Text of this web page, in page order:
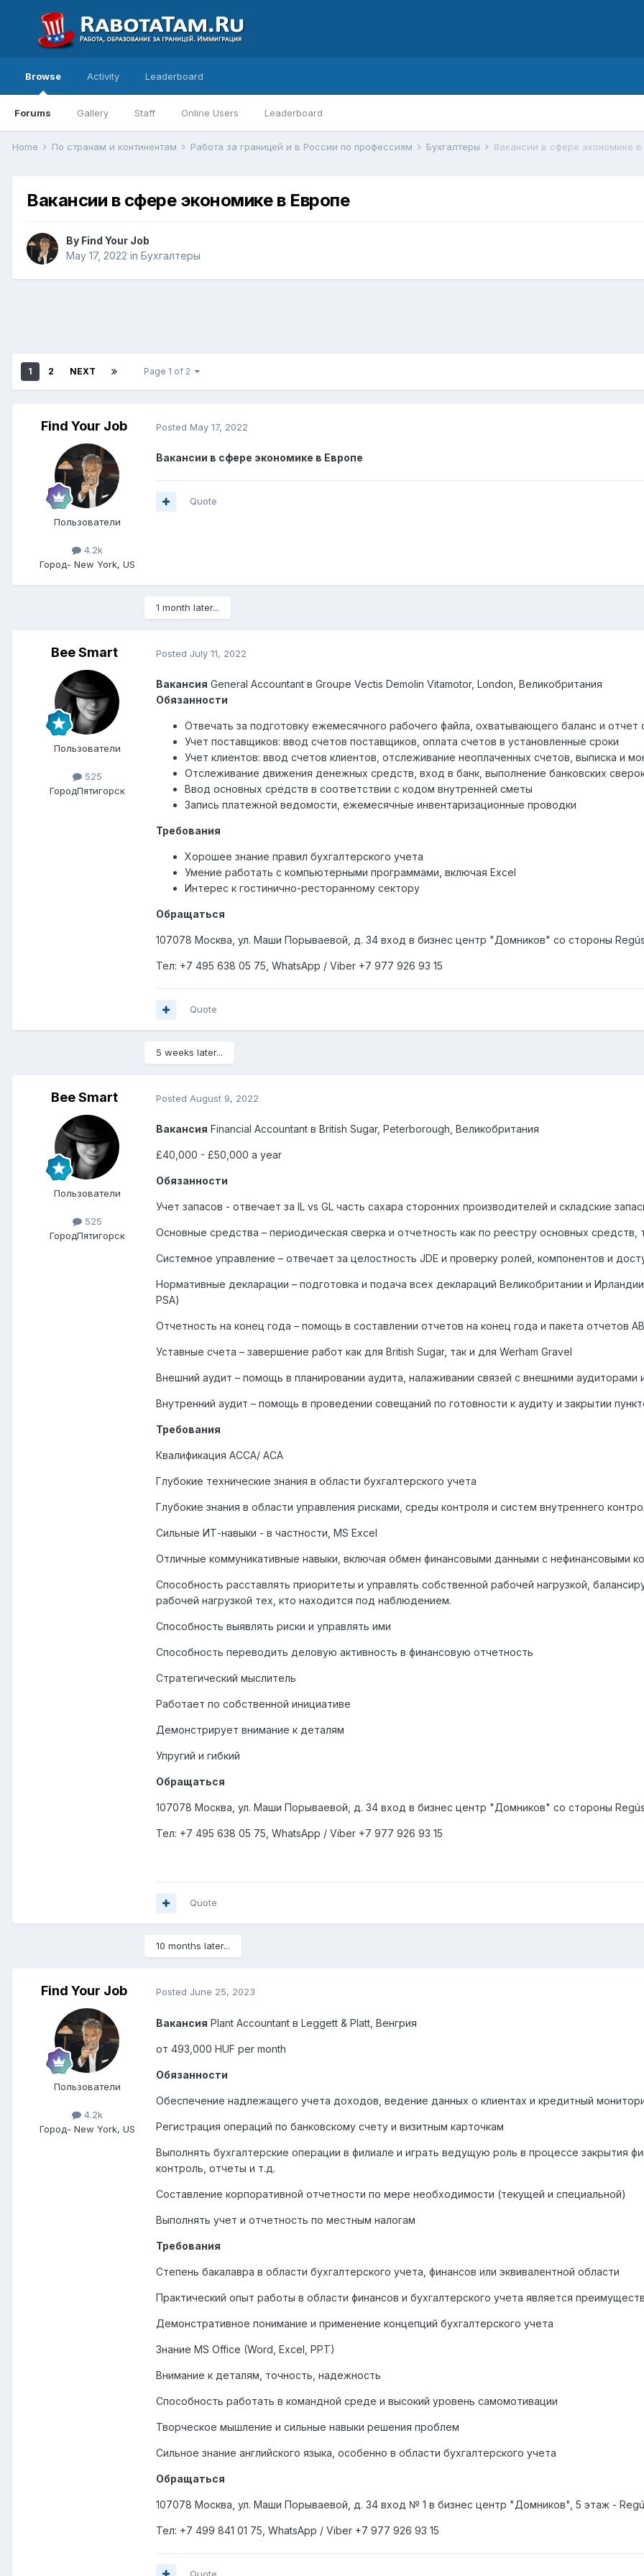
Browse
Forums Gallery Staff Online Users Leaderboard
Activity Leaderboard
Home По странам и континентам Работа за границей и в России по профессиям Бухгалтеры Вакансии в сфере экономике в
Вакансии в сфере экономике в Европе
By Find Your Job
May 17, 2022 in Бухгалтеры
1 2 NEXT Page 1 of 2
Find Your Job
Пользователи
4.2k
Город- New York, US
Posted May 17, 2022
Вакансии в сфере экономике в Европе
Quote
1 month later...
Bee Smart
Пользователи
525
ГородПятигорск
Posted July 11, 2022
Вакансия General Accountant в Groupe Vectis Demolin Vitamotor, London, Великобритания
Обязанности
Отвечать за подготовку ежемесячного рабочего файла, охватывающего баланс и отчет
Учет поставщиков: ввод счетов поставщиков, оплата счетов в установленные сроки
Учет клиентов: ввод счетов клиентов, отслеживание неоплаченных счетов, выписка и
Отслеживание движения денежных средств, вход в банк, выполнение банковских
Ввод основных средств в соответствии с кодом внутренней сметы
Запись платежной ведомости, ежемесячные инвентаризационные проводки
Требования
Хорошее знание правил бухгалтерского учета
Умение работать с компьютерными программами, включая Excel
Интерес к гостинично-ресторанному сектору
Обращаться
107078 Москва, ул. Маши Порываевой, д. 34 вход в бизнес центр "Домников" со стороны
Тел: +7 495 638 05 75, WhatsApp / Viber +7 977 926 93 15
Quote
5 weeks later...
Bee Smart
Пользователи
525
ГородПятигорск
Posted August 9, 2022
Вакансия Financial Accountant в British Sugar, Peterborough, Великобритания
£40,000 - £50,000 a year
Обязанности
Учет запасов - отвечает за IL vs GL часть сахара сторонних производителей и складские
Основные средства – периодическая сверка и отчетность как по реестру основных
Системное управление – отвечает за целостность JDE и проверку ролей, компонентов и
Нормативные декларации – подготовка и подача всех деклараций Великобритании и
PSA)
Отчетность на конец года – помощь в составлении отчетов на конец года и пакета отчетов
Уставные счета – завершение работ как для British Sugar, так и для Werham Gravel
Внешний аудит – помощь в планировании аудита, налаживании связей с внешними аудиторами
Внутренний аудит – помощь в проведении совещаний по готовности к аудиту и закрытии
Требования
Квалификация ACCA/ ACA
Глубокие технические знания в области бухгалтерского учета
Глубокие знания в области управления рисками, среды контроля и систем внутреннего
Сильные ИТ-навыки - в частности, MS Excel
Отличные коммуникативные навыки, включая обмен финансовыми данными с нефинансовыми
Способность расставлять приоритеты и управлять собственной рабочей нагрузкой,
рабочей нагрузкой тех, кто находится под наблюдением.
Способность выявлять риски и управлять ими
Способность переводить деловую активность в финансовую отчетность
Стратегический мыслитель
Работает по собственной инициативе
Демонстрирует внимание к деталям
Упругий и гибкий
Обращаться
107078 Москва, ул. Маши Порываевой, д. 34 вход в бизнес центр "Домников" со стороны
Тел: +7 495 638 05 75, WhatsApp / Viber +7 977 926 93 15
Quote
10 months later...
Find Your Job
Пользователи
4.2k
Город- New York, US
Posted June 25, 2023
Вакансия Plant Accountant в Leggett & Platt, Венгрия
от 493,000 HUF per month
Обязанности
Обеспечение надлежащего учета доходов, ведение данных о клиентах и кредитный
Регистрация операций по банковскому счету и визитным карточкам
Выполнять бухгалтерские операции в филиале и играть ведущую роль в процессе закрытия
контроль, отчеты и т.д.
Составление корпоративной отчетности по мере необходимости (текущей и специальной)
Выполнять учет и отчетность по местным налогам
Требования
Степень бакалавра в области бухгалтерского учета, финансов или эквивалентной области
Практический опыт работы в области финансов и бухгалтерского учета является
Демонстративное понимание и применение концепций бухгалтерского учета
Знание MS Office (Word, Excel, PPT)
Внимание к деталям, точность, надежность
Способность работать в командной среде и высокий уровень самомотивации
Творческое мышление и сильные навыки решения проблем
Сильное знание английского языка, особенно в области бухгалтерского учета
Обращаться
107078 Москва, ул. Маши Порываевой, д. 34 вход № 1 в бизнес центр "Домников", 5 этаж -
Тел: +7 499 841 01 75, WhatsApp / Viber +7 977 926 93 15
Quote